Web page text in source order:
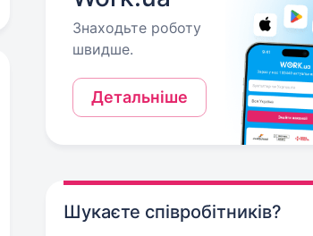
Знаходьте роботу
швидше.
Детальніше
Шукаєте співробітників?